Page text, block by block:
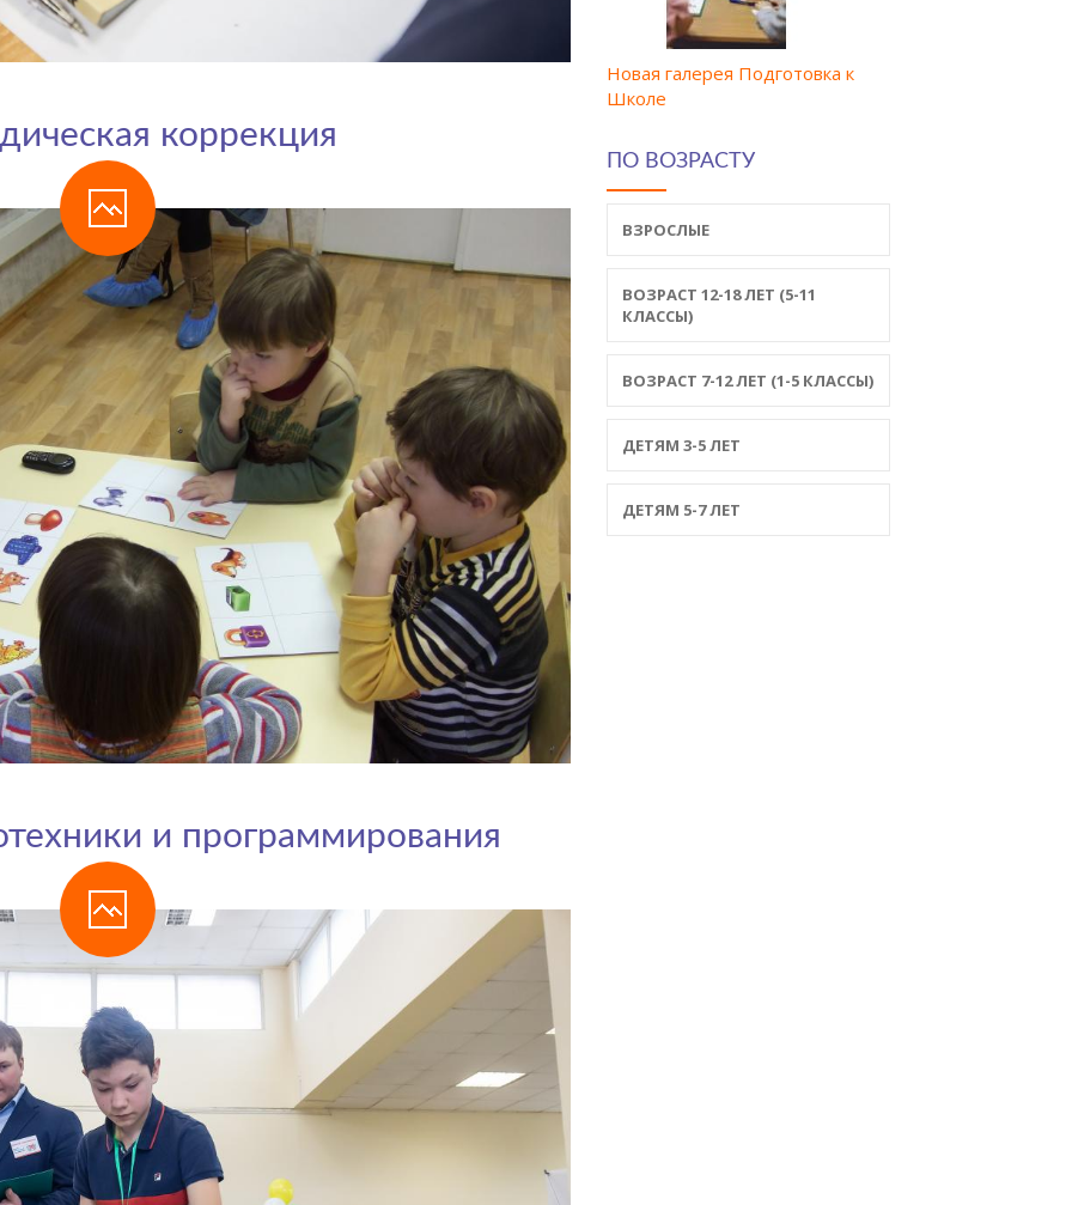
коррекция
и программирования
Новая галерея Подготовка к
Школе
ПО ВОЗРАСТУ
ВЗРОСЛЫЕ
ВОЗРАСТ 12-18 ЛЕТ (5-11
КЛАССЫ)
ВОЗРАСТ 7-12 ЛЕТ (1-5 КЛАССЫ)
ДЕТЯМ 3-5 ЛЕТ
ДЕТЯМ 5-7 ЛЕТ